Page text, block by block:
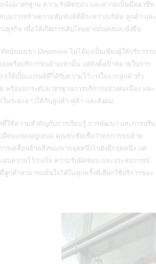
น้นมาตรฐาน ความรับผิดชอบ และความเป็นมืออาชีพ
นการสร้างความสัมพันธ์ที่ดีระหว่างบริษัท ลูกค้า และ
ธุรกิจ เพื่อให้เกิดการเติบโตอย่างมั่นคงและยั่งยืน
ศน์ของเขา Dinomove ไม่ได้มุ่งเป็นเพียงผู้ให้บริการรถ
งหรือบริการขนย้ายเท่านั้น แต่ยังตั้งเป้าหมายในการ
ให้เป็นแบรนด์ที่ได้รับความไว้วางใจจากลูกค้าทั่ว
พร้อมยกระดับมาตรฐานการบริการอย่างต่อเนื่อง และ
นระยะยาวให้กับลูกค้า คู่ค้า และสังคม
ให้ความสำคัญกับการเรียนรู้ การพัฒนา และการปรับ
ลี่ยนแปลงอยู่เสมอ คุณธนชัยเชื่อว่าทุกการขนย้าย
ารเคลื่อนย้ายสิ่งของจากจุดหนึ่งไปยังอีกจุดหนึ่ง แต่
อบความไว้วางใจ ความรับผิดชอบ และประสบการณ์
ลูกค้าสามารถมั่นใจได้ในทุกครั้งที่เลือกใช้บริการของ